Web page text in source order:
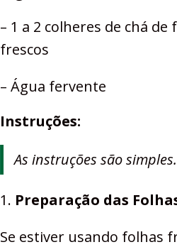
– 1 a 2 colheres de chá
frescos
– Água fervente
Instruções:
As instruções são
1. Preparação das
Se estiver usando folhas